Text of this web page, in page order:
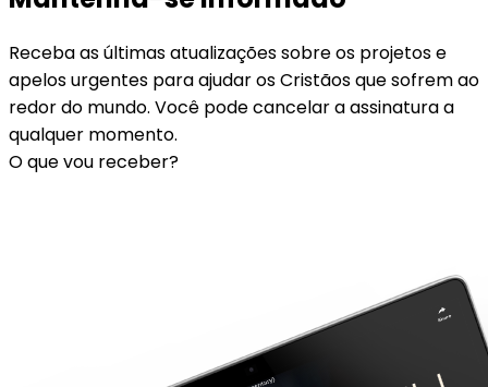
Receba as últimas atualizações sobre os projetos e
apelos urgentes para ajudar os Cristãos que sofrem ao
redor do mundo. Você pode cancelar a assinatura a
qualquer momento.
O que vou receber?